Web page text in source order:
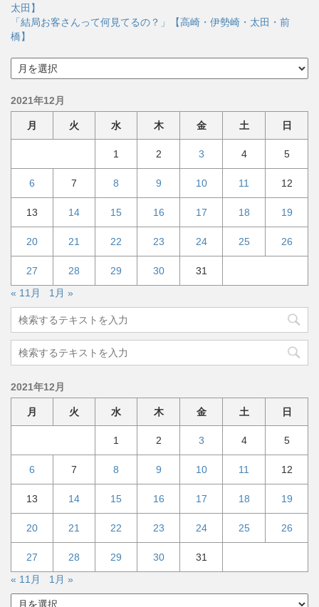
太田】
「結局お客さんって何見てるの？」【高崎・伊勢崎・太田・前
橋】
ー
イ
2021年12月
月 火 水 木 金 土 日
1 2 3 4 5
6 7 8 9 10 11 12
13 14 15 16 17 18 19
20 21 22 23 24 25 26
27 28 29 30
31
« 11月
1月 »
2021年12月
月 火 水 木 金 土 日
1 2 3 4 5
6 7 8 9 10 11 12
13 14 15 16 17 18 19
20 21 22 23 24 25 26
27 28 29 30
31
« 11月
1月 »